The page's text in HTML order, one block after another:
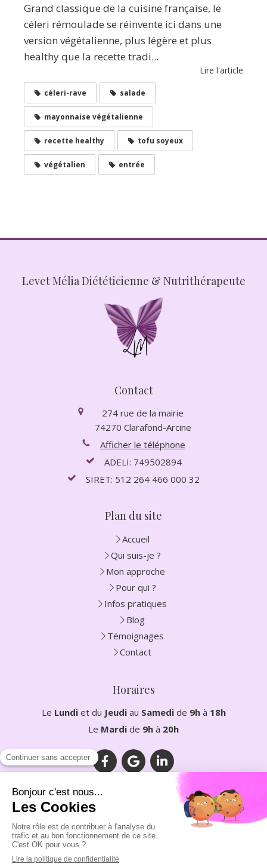
Grand classique de la cuisine française, le
céleri rémoulade se réinvente ici dans une
version végétalienne, plus légère et plus
healthy que la recette tradi...
Lire l'article
céleri-rave salade
mayonnaise végétalienne
recette healthy tofu soyeux
végétalien entrée
Levet Mélia Diététicienne & Nutrithérapeute
Contact
274 rue de la mairie
74270 Clarafond-Arcine
Afficher le téléphone
ADELI: 749502894
SIRET: 512 264 466 000 32
Plan du site
Accueil
Qui suis-je ?
Mon approche
Pour qui ?
Infos pratiques
Blog
Témoignages
Contact
Horaires
Le Lundiet du Jeudiau Samedide 9hà 18h
Le Mardi de 9h à 20h
Mentions légales
©2023 LEVET Mélia - Diététicienne nutritionniste et
nutrithérapeute Clarafond-Arcine